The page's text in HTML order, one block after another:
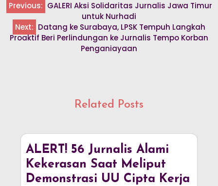
Post
navigation
Previous: GALERI Aksi Solidaritas Jurnalis Jawa Timur
untuk Nurhadi
Next: Datang ke Surabaya, LPSK Tempuh Langkah
Proaktif Beri Perlindungan ke Jurnalis Tempo Korban
Penganiayaan
Related Posts
ALERT! 56 Jurnalis Alami
Kekerasan Saat Meliput
Demonstrasi UU Cipta Kerja